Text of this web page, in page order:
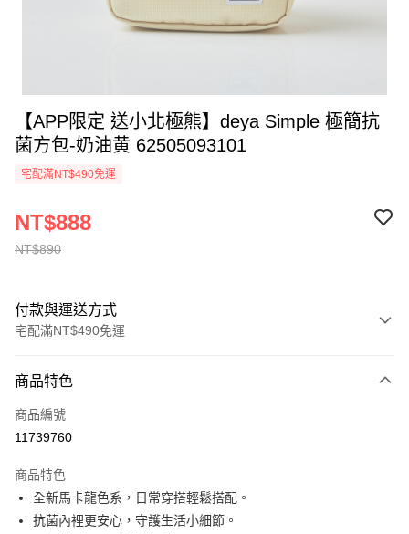
【APP限定 送小北極熊】deya Simple 極簡抗
菌方包-奶油黄 62505093101
宅配滿NT$490免運
NT$890
NT$888
付款與運送方式
宅配滿NT$490免運
信用卡一次付款
信用卡分期付款
合作金庫商業銀行
華南商業銀行
彰化商業銀行
上海商業儲蓄銀行
台北富邦商業銀行
超商取貨付款
LINE Pay
商品特色
商品編號
11739760
商品特色
全新馬卡龍色系，日常穿搭輕鬆搭配。
抗菌內裡更安心，守護生活小細節。